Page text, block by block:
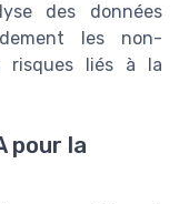
des données
les non-
risques liés à la
pour la